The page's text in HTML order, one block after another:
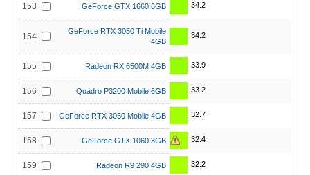
153 GeForce GTX 1660 6GB 34.2
154
GeForce RTX 3050 Ti Mobile
4GB
34.2
155 Radeon RX 6500M 4GB 33.9
156 Quadro P3200 Mobile 6GB 33.2
157 GeForce RTX 3050 Mobile 4GB 32.7
158 GeForce GTX 1060 3GB 32.4
159 Radeon R9 290 4GB 32.2